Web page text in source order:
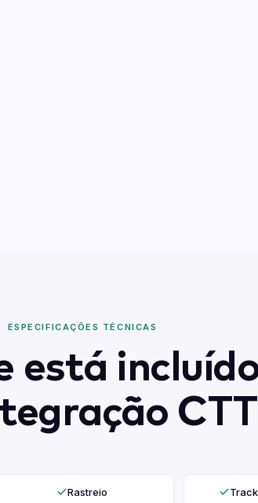
ESPECIFICAÇÕES TÉCNICAS
está
CTT
Rastreio